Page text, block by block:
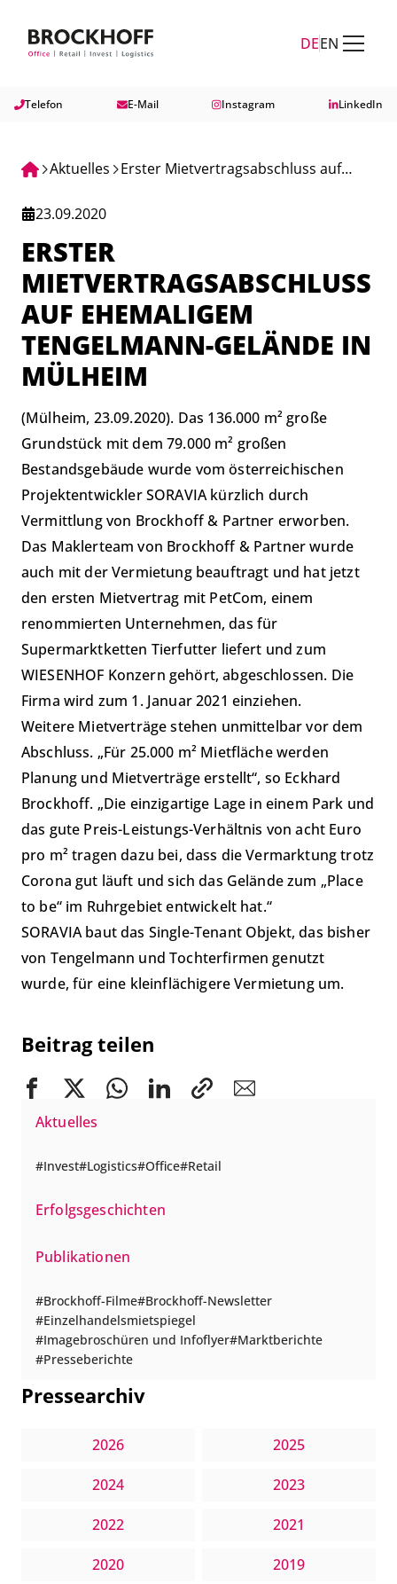
Zum Fuß springen
DEEN
Telefon E-Mail Instagram LinkedIn
Aktuelles
Invest Logistics Office Retail
Erfolgsgeschichten
Publikationen
Brockhoff-Filme Brockhoff-Newsletter
Einzelhandelsmietspiegel
Imagebroschüren und Infoflyer Marktberichte
Presseberichte
Pressearchiv
2026 2025
2024 2023
2022 2021
2020 2019
Aktuelles
Erster Mietvertragsabschluss auf
23.09.2020
ERSTER
MIETVERTRAGSABSCHLUSS
AUF EHEMALIGEM
TENGELMANN-GELÄNDE IN
MÜLHEIM
(Mülheim, 23.09.2020). Das 136.000 m² große
Grundstück mit dem 79.000 m² großen
Bestandsgebäude wurde vom österreichischen
Projektentwickler SORAVIA kürzlich durch
Vermittlung von Brockhoff & Partner erworben.
Das Maklerteam von Brockhoff & Partner wurde
auch mit der Vermietung beauftragt und hat jetzt
den ersten Mietvertrag mit PetCom, einem
renommierten Unternehmen, das für
Supermarktketten Tierfutter liefert und zum
WIESENHOF Konzern gehört, abgeschlossen. Die
Firma wird zum 1. Januar 2021 einziehen.
Weitere Mietverträge stehen unmittelbar vor dem
Abschluss. „Für 25.000 m² Mietfläche werden
Planung und Mietverträge erstellt“, so Eckhard
Brockhoff. „Die einzigartige Lage in einem Park und
das gute Preis-Leistungs-Verhältnis von acht Euro
pro m² tragen dazu bei, dass die Vermarktung trotz
Corona gut läuft und sich das Gelände zum „Place
to be“ im Ruhrgebiet entwickelt hat.“
SORAVIA baut das Single-Tenant Objekt, das bisher
von Tengelmann und Tochterfirmen genutzt
wurde, für eine kleinflächigere Vermietung um.
Beitrag teilen